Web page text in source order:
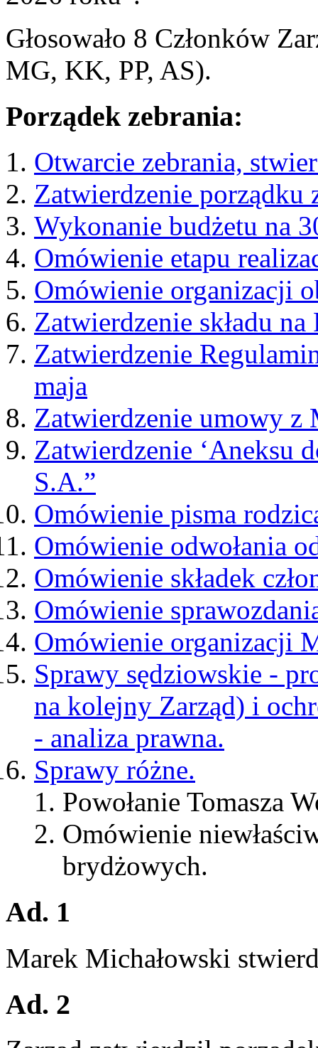
Głosowało 8 Członków
MG, KK, PP, AS).
Porządek zebrania:
Otwarcie zebrania,
Zatwierdzenie porządku
Wykonanie budżetu na
Omówienie etapu
Omówienie organizacji
Zatwierdzenie składu
Zatwierdzenie
maja
Zatwierdzenie umowy z
Zatwierdzenie ‘Aneksu
S.A.”
Omówienie pisma
Omówienie odwołania
Omówienie składek
Omówienie
Omówienie organizacji
Sprawy sędziowskie -
na kolejny Zarząd) i
- analiza prawna.
Sprawy różne.
Powołanie Tomasza
Omówienie
brydżowych.
Ad. 1
Marek Michałowski
Ad. 2